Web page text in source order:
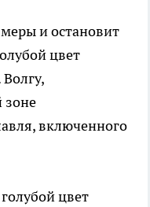
и остановит
цвет
зоне
включенного
цвет